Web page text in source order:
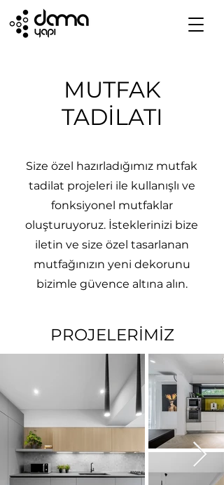
MUTFAK
TADİLATI
Size özel hazırladığımız mutfak
tadilat projeleri ile kullanışlı ve
fonksiyonel mutfaklar
oluşturuyoruz. İsteklerinizi bize
iletin ve size özel tasarlanan
mutfağınızın yeni dekorunu
bizimle güvence altına alın.
PROJELERİMİZ